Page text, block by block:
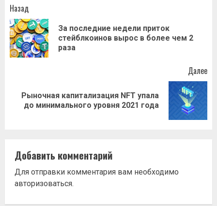
Навигация
записи
Назад
За последние недели приток
стейблкоинов вырос в более чем 2
раза
Далее
Следующая
запись:
Рыночная капитализация NFT упала
до минимального уровня 2021 года
Добавить комментарий
Для отправки комментария вам необходимо
авторизоваться.